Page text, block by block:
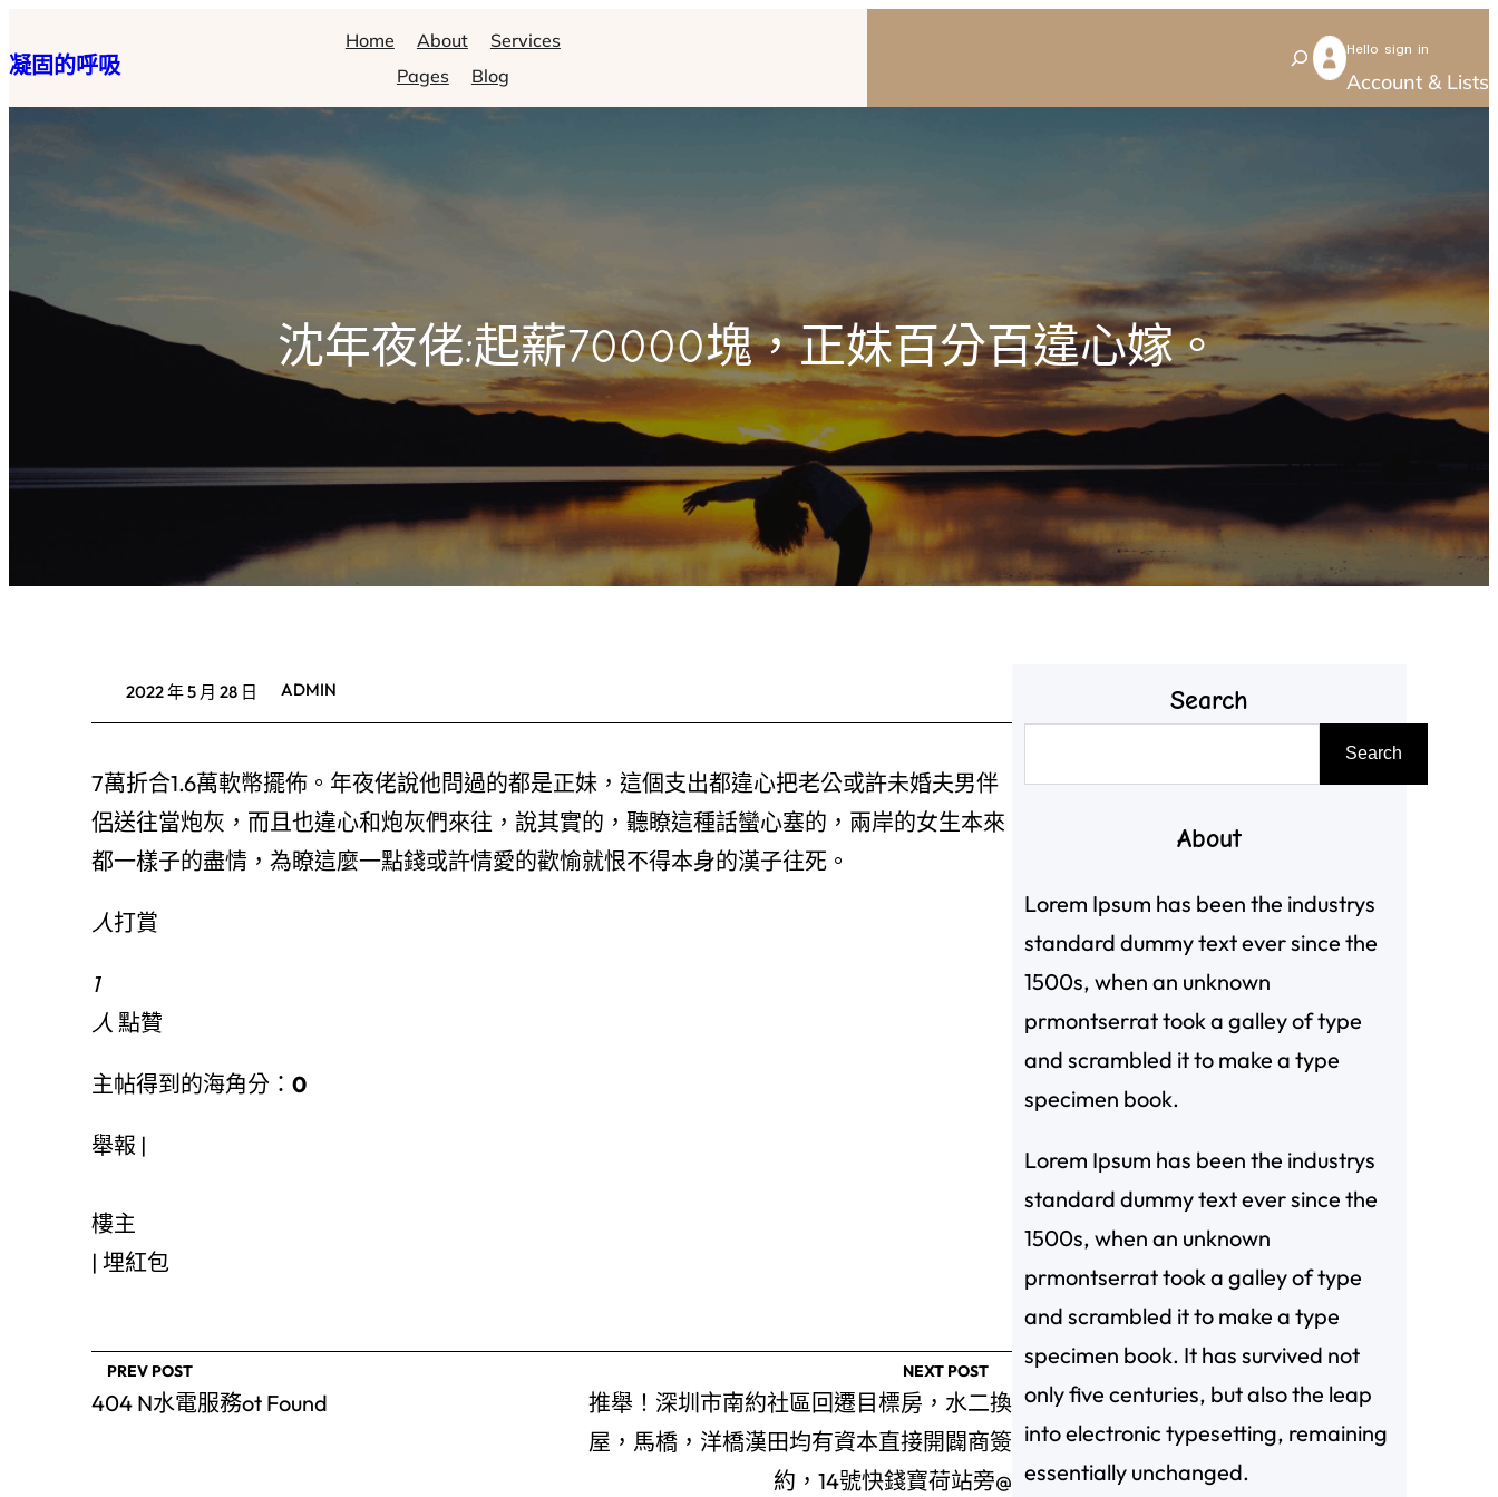
至
主
凝固的呼吸
Home About
Services
Pages
Blog
S
e
Hello sign in
Account & Lists
沈年夜佬:起薪70000塊，正妹百分百違心嫁。
2022 年 5 月 28 日 ADMIN
7萬折合1.6萬軟幣擺佈。年夜佬說他問過的都是正妹，這個支出都違心把老公或許未婚夫男伴
侶送往當炮灰，而且也違心和炮灰們來往，說其實的，聽瞭這種話蠻心塞的，兩岸的女生本來
都一樣子的盡情，為瞭這麼一點錢或許情愛的歡愉就恨不得本身的漢子往死。
人打賞
1
人 點贊
主帖得到的海角分： 0
舉報 |
樓主
| 埋紅包
PREV POST
404 N水電服務ot Found
NEXT POST
推舉！深圳市南約社區回遷目標房，水二換
屋，馬橋，洋橋漢田均有資本直接開闢商簽
約，14號快錢寶荷站旁@
Search
尋
Search
About
Lorem Ipsum has been the industrys
standard dummy text ever since the
1500s, when an unknown
prmontserrat took a galley of type
and scrambled it to make a type
specimen book.
Lorem Ipsum has been the industrys
standard dummy text ever since the
1500s, when an unknown
prmontserrat took a galley of type
and scrambled it to make a type
specimen book. It has survived not
only five centuries, but also the leap
into electronic typesetting, remaining
essentially unchanged.